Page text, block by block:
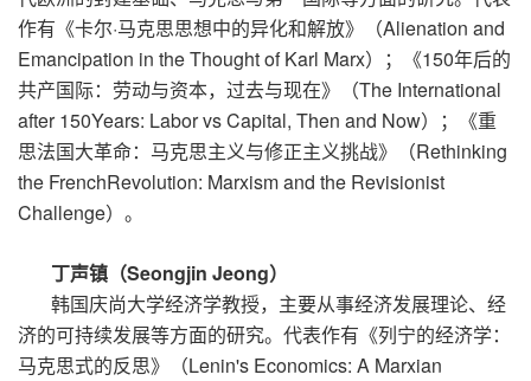
作有《卡尔·马克思思想中的异化和解放》（Alienation and
Emancipation in the Thought of Karl Marx）；《150年后的
共产国际：劳动与资本，过去与现在》（The International
after 150Years: Labor vs Capital, Then and Now）；《重
思法国大革命：马克思主义与修正主义挑战》（Rethinking
the FrenchRevolution: Marxism and the Revisionist
Challenge）。
丁声镇（Seongjin Jeong）
韩国庆尚大学经济学教授，主要从事经济发展理论、经
济的可持续发展等方面的研究。代表作有《列宁的经济学：
马克思式的反思》（Lenin's Economics: A Marxian